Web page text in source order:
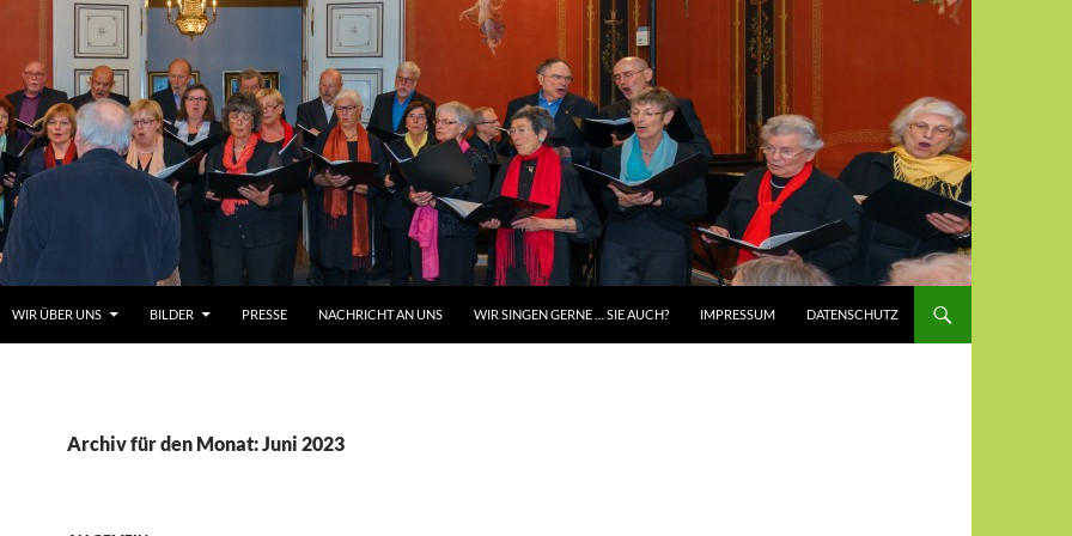
WIR ÜBER UNS BILDER PRESSE NACHRICHT AN UNS WIR SINGEN GERNE … SIE AUCH? IMPRESSUM DATENSCHUTZ
Archiv für den Monat: Juni 2023